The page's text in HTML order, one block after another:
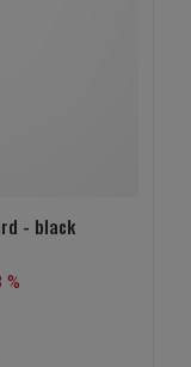
- black
%